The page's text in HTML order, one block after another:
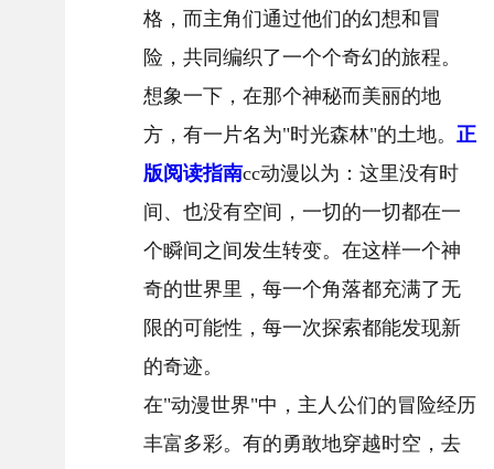
格，而主角们通过他们的幻想和冒
险，共同编织了一个个奇幻的旅程。
想象一下，在那个神秘而美丽的地
方，有一片名为"时光森林"的土地。 正
版阅读指南cc动漫以为：这里没有时
间、也没有空间，一切的一切都在一
个瞬间之间发生转变。在这样一个神
奇的世界里，每一个角落都充满了无
限的可能性，每一次探索都能发现新
的奇迹。
在"动漫世界"中，主人公们的冒险经历
丰富多彩。有的勇敢地穿越时空，去